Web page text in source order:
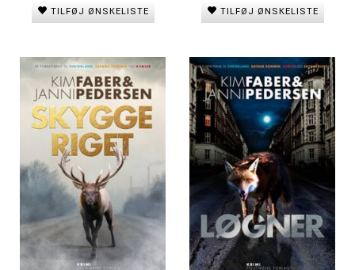
TILFØJ ØNSKELISTE TILFØJ ØNSKELISTE